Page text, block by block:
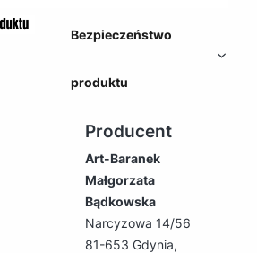
Bezpieczeństwo
produktu
Producent
Art-Baranek
Małgorzata
Bądkowska
Narcyzowa 14/56
81-653 Gdynia,